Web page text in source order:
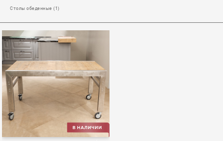
Столы обеденные (1)